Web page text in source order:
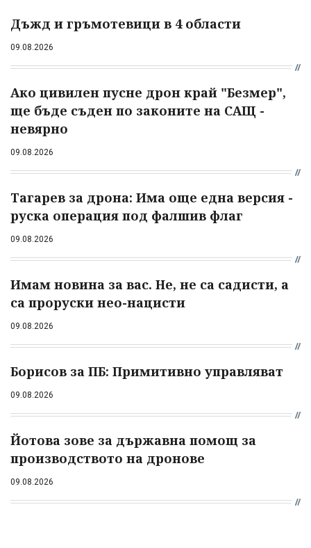
Дъжд и гръмотевици в 4 области
09.08.2026
Ако цивилен пусне дрон край "Безмер",
ще бъде съден по законите на САЩ -
невярно
09.08.2026
Тагарев за дрона: Има още една версия -
руска операция под фалшив флаг
09.08.2026
Имам новина за вас. Не, не са садисти, а
са проруски нео-нацисти
09.08.2026
Борисов за ПБ: Примитивно управляват
09.08.2026
Йотова зове за държавна помощ за
производството на дронове
09.08.2026